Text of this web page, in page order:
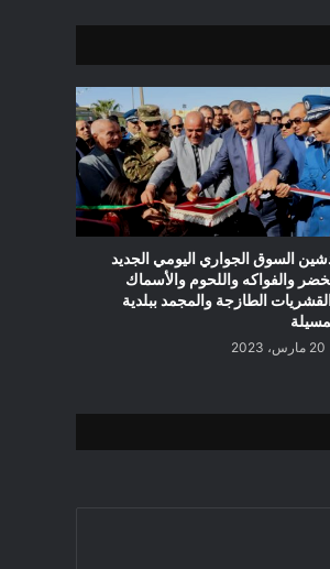
السوق الجواري اليومي الجديد
والفواكه واللحوم والأسماك
الطازجة والمجمد ببلدية
20 مارس، 2023